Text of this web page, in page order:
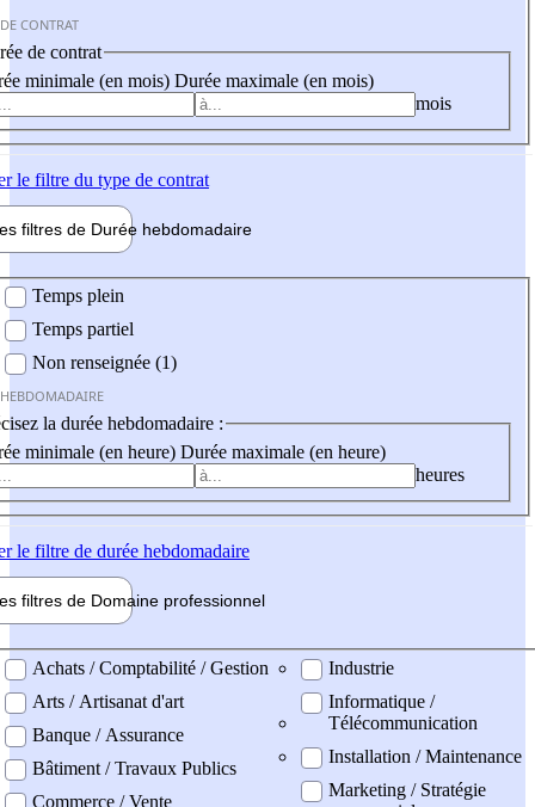
CONTRAT
de contrat
minimale (en mois) Durée maximale (en mois)
mois
le filtre du type de contrat
filtres de Durée hebdomadaire
Temps plein
Temps partiel
Non renseignée (1)
la durée hebdomadaire :
minimale (en heure) Durée maximale (en heure)
heures
le filtre de durée hebdomadaire
filtres de Domaine professionnel
professionel
Achats / Comptabilité / Gestion
Arts / Artisanat d'art
Banque / Assurance
Bâtiment / Travaux Publics
Commerce / Vente
Industrie
Informatique /
Télécommunication
Installation / Maintenance
Marketing / Stratégie